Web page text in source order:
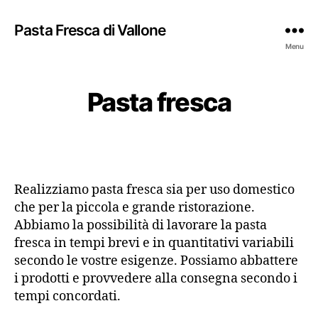
Pasta Fresca di Vallone
Menu
Pasta fresca
Realizziamo pasta fresca sia per uso domestico
che per la piccola e grande ristorazione.
Abbiamo la possibilità di lavorare la pasta
fresca in tempi brevi e in quantitativi variabili
secondo le vostre esigenze. Possiamo abbattere
i prodotti e provvedere alla consegna secondo i
tempi concordati.